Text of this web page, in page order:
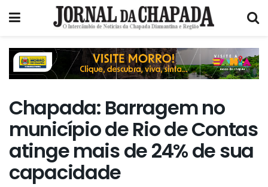
Chapada: Barragem no
município de Rio de Contas
atinge mais de 24% de sua
capacidade